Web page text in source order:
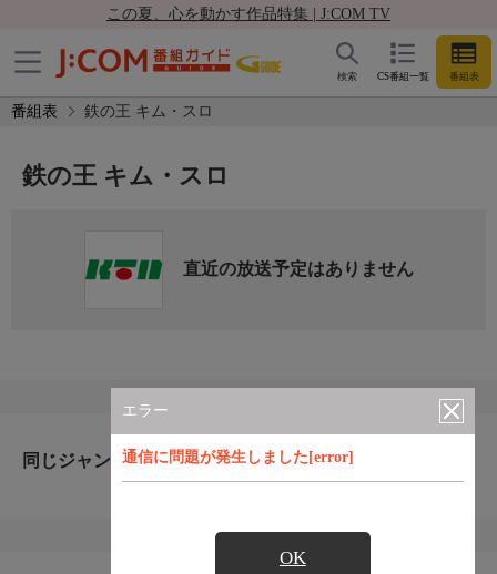
この夏、心を動かす作品特集 | J:COM TV
CS番組一覧 番組表
検索
番組表 鉄の王 キム・スロ
エラー
通信に問題が発生しました[error]
OK
鉄の王 キム・スロ
直近の放送予定はありません
同じジャンルのおすすめ番組